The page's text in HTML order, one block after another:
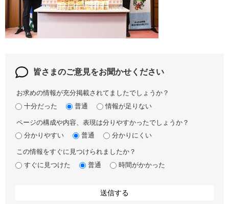
皆さまのご意見をお聞かせください
お求めの情報が充分掲載されてましたでしょうか？
十分だった
普通 情報が足りない
ページの構成や内容、表現は分りやすかったでしょうか？
分かりやすい
普通 分かりにくい
この情報をすぐに見つけられましたか？
すぐに見つけた
普通 時間がかかった